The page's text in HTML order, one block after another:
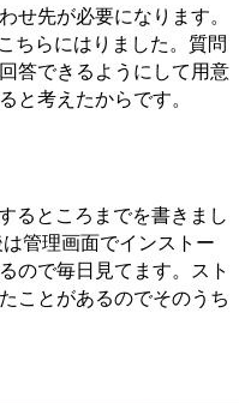
せ先が必要になります。
ちらにはりました。質問
答できるようにして用意
と考えたからです。
るところまでを書きまし
管理画面でインストー
ので毎日見てます。スト
ことがあるのでそのうち